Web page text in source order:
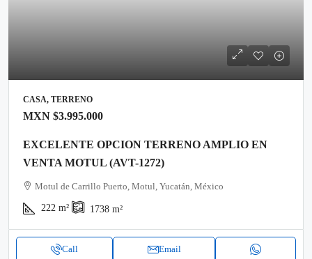
CASA, TERRENO
MXN $3.995.000
EXCELENTE OPCION TERRENO AMPLIO EN
VENTA MOTUL (AVT-1272)
Motul de Carrillo Puerto, Motul, Yucatán, México
222 m² 1738 m²
Call Email